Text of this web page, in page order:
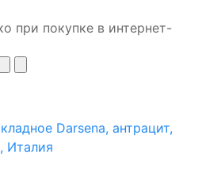
при покупке в интернет-